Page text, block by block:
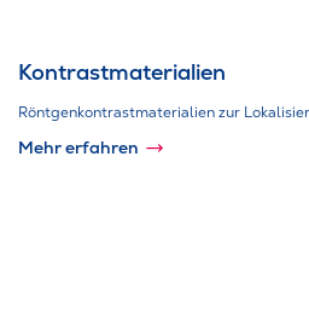
Kontrastmaterialien
Röntgenkontrastmaterialien zur
Mehr erfahren